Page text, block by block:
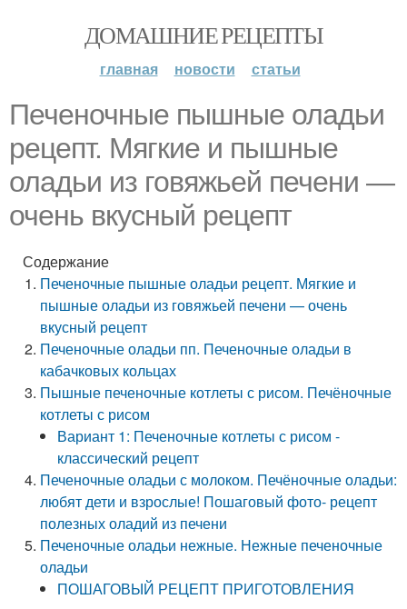
ДОМАШНИЕ РЕЦЕПТЫ
главная новости статьи
Печеночные пышные оладьи
рецепт. Мягкие и пышные
оладьи из говяжьей печени —
очень вкусный рецепт
Содержание
Печеночные пышные оладьи рецепт. Мягкие и
пышные оладьи из говяжьей печени — очень
вкусный рецепт
Печеночные оладьи пп. Печеночные оладьи в
кабачковых кольцах
Пышные печеночные котлеты с рисом. Печёночные
котлеты с рисом
Вариант 1: Печеночные котлеты с рисом -
классический рецепт
Печеночные оладьи с молоком. Печёночные оладьи:
любят дети и взрослые! Пошаговый фото- рецепт
полезных оладий из печени
Печеночные оладьи нежные. Нежные печеночные
оладьи
ПОШАГОВЫЙ РЕЦЕПТ ПРИГОТОВЛЕНИЯ